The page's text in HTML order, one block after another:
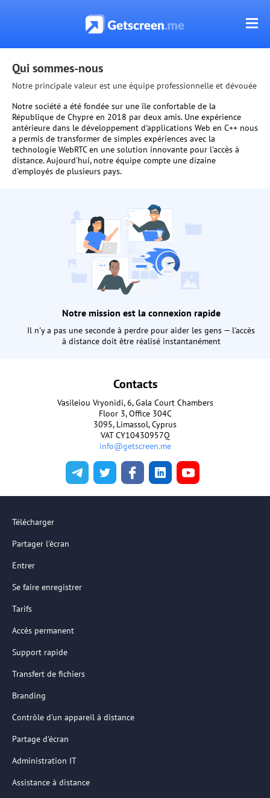
Qui sommes-nous
Notre principale valeur est une équipe professionnelle et dévouée
Notre société a été fondée sur une île confortable de la
République de Chypre en 2018 par deux amis. Une expérience
antérieure dans le développement d'applications Web en C++ nous
a permis de transformer de simples expériences avec la
technologie WebRTC en une solution innovante pour l'accès à
distance. Aujourd'hui, notre équipe compte une dizaine
d'employés de plusieurs pays.
Notre mission est la connexion rapide
Il n'y a pas une seconde à perdre pour aider les gens — l'accès
à distance doit être réalisé instantanément
Contacts
Vasileiou Vryonidi, 6, Gala Court Chambers
Floor 3, Office 304C
3095, Limassol, Cyprus
VAT CY10430957Q
info@getscreen.me
Télécharger
Partager l'écran
Entrer
Se faire enregistrer
Tarifs
Accès permanent
Support rapide
Transfert de fichiers
Branding
Contrôle d'un appareil à distance
Partage d'écran
Administration IT
Assistance à distance